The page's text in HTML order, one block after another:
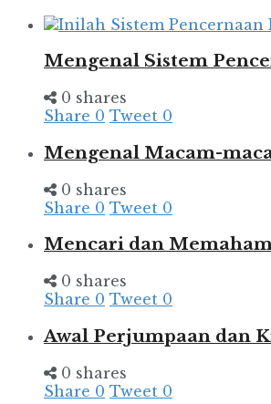
Mengenal Sistem
0 shares
Share 0 Tweet 0
Mengenal Macam-
0 shares
Share 0 Tweet 0
Mencari dan
0 shares
Share 0 Tweet 0
Awal Perjumpaan dan
0 shares
Share 0 Tweet 0